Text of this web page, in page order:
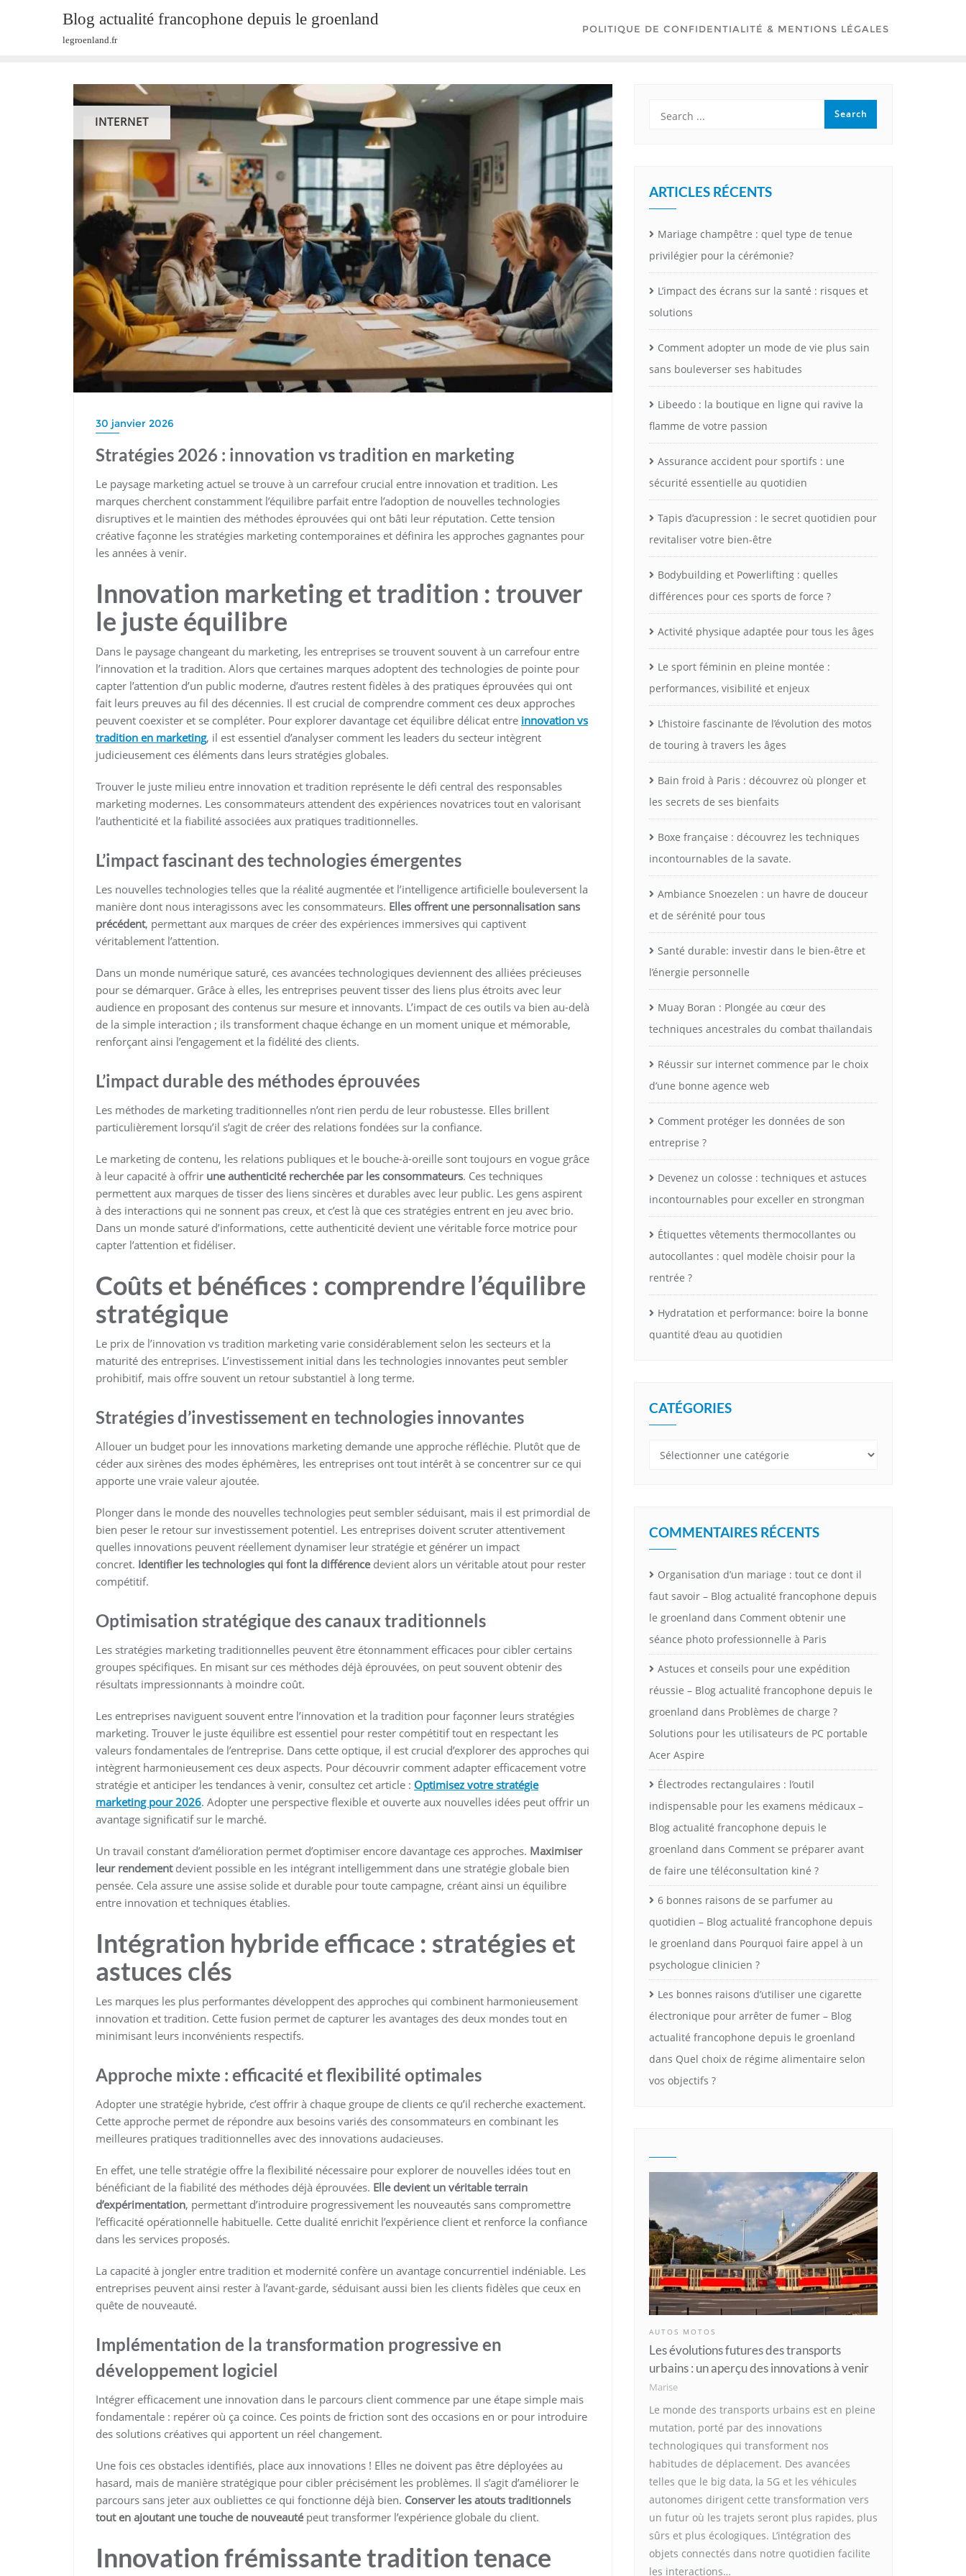
Blog actualité francophone depuis le groenland
legroenland.fr
POLITIQUE DE CONFIDENTIALITÉ & MENTIONS LÉGALES
INTERNET
30 janvier 2026
Stratégies 2026 : innovation vs tradition en marketing
Le paysage marketing actuel se trouve à un carrefour crucial entre innovation et tradition. Les
marques cherchent constamment l’équilibre parfait entre l’adoption de nouvelles technologies
disruptives et le maintien des méthodes éprouvées qui ont bâti leur réputation. Cette tension
créative façonne les stratégies marketing contemporaines et définira les approches gagnantes pour
les années à venir.
Innovation marketing et tradition : trouver
le juste équilibre
Dans le paysage changeant du marketing, les entreprises se trouvent souvent à un carrefour entre
l’innovation et la tradition. Alors que certaines marques adoptent des technologies de pointe pour
capter l’attention d’un public moderne, d’autres restent fidèles à des pratiques éprouvées qui ont
fait leurs preuves au fil des décennies. Il est crucial de comprendre comment ces deux approches
peuvent coexister et se compléter. Pour explorer davantage cet équilibre délicat entre innovation vs
tradition en marketing, il est essentiel d’analyser comment les leaders du secteur intègrent
judicieusement ces éléments dans leurs stratégies globales.
Trouver le juste milieu entre innovation et tradition représente le défi central des responsables
marketing modernes. Les consommateurs attendent des expériences novatrices tout en valorisant
l’authenticité et la fiabilité associées aux pratiques traditionnelles.
L’impact fascinant des technologies émergentes
Les nouvelles technologies telles que la réalité augmentée et l’intelligence artificielle bouleversent la
manière dont nous interagissons avec les consommateurs. Elles offrent une personnalisation sans
précédent, permettant aux marques de créer des expériences immersives qui captivent
véritablement l’attention.
Dans un monde numérique saturé, ces avancées technologiques deviennent des alliées précieuses
pour se démarquer. Grâce à elles, les entreprises peuvent tisser des liens plus étroits avec leur
audience en proposant des contenus sur mesure et innovants. L’impact de ces outils va bien au-delà
de la simple interaction ; ils transforment chaque échange en un moment unique et mémorable,
renforçant ainsi l’engagement et la fidélité des clients.
L’impact durable des méthodes éprouvées
Les méthodes de marketing traditionnelles n’ont rien perdu de leur robustesse. Elles brillent
particulièrement lorsqu’il s’agit de créer des relations fondées sur la confiance.
Le marketing de contenu, les relations publiques et le bouche-à-oreille sont toujours en vogue grâce
à leur capacité à offrir une authenticité recherchée par les consommateurs. Ces techniques
permettent aux marques de tisser des liens sincères et durables avec leur public. Les gens aspirent
à des interactions qui ne sonnent pas creux, et c’est là que ces stratégies entrent en jeu avec brio.
Dans un monde saturé d’informations, cette authenticité devient une véritable force motrice pour
capter l’attention et fidéliser.
Coûts et bénéfices : comprendre l’équilibre
stratégique
Le prix de l’innovation vs tradition marketing varie considérablement selon les secteurs et la
maturité des entreprises. L’investissement initial dans les technologies innovantes peut sembler
prohibitif, mais offre souvent un retour substantiel à long terme.
Stratégies d’investissement en technologies innovantes
Allouer un budget pour les innovations marketing demande une approche réfléchie. Plutôt que de
céder aux sirènes des modes éphémères, les entreprises ont tout intérêt à se concentrer sur ce qui
apporte une vraie valeur ajoutée.
Plonger dans le monde des nouvelles technologies peut sembler séduisant, mais il est primordial de
bien peser le retour sur investissement potentiel. Les entreprises doivent scruter attentivement
quelles innovations peuvent réellement dynamiser leur stratégie et générer un impact
concret. Identifier les technologies qui font la différencedevient alors un véritable atout pour rester
compétitif.
Optimisation stratégique des canaux traditionnels
Les stratégies marketing traditionnelles peuvent être étonnamment efficaces pour cibler certains
groupes spécifiques. En misant sur ces méthodes déjà éprouvées, on peut souvent obtenir des
résultats impressionnants à moindre coût.
Les entreprises naviguent souvent entre l’innovation et la tradition pour façonner leurs stratégies
marketing. Trouver le juste équilibre est essentiel pour rester compétitif tout en respectant les
valeurs fondamentales de l’entreprise. Dans cette optique, il est crucial d’explorer des approches qui
intègrent harmonieusement ces deux aspects. Pour découvrir comment adapter efficacement votre
stratégie et anticiper les tendances à venir, consultez cet article : Optimisez votre stratégie
marketing pour 2026. Adopter une perspective flexible et ouverte aux nouvelles idées peut offrir un
avantage significatif sur le marché.
Un travail constant d’amélioration permet d’optimiser encore davantage ces approches. Maximiser
leur rendementdevient possible en les intégrant intelligemment dans une stratégie globale bien
pensée. Cela assure une assise solide et durable pour toute campagne, créant ainsi un équilibre
entre innovation et techniques établies.
Intégration hybride efficace : stratégies et
astuces clés
Les marques les plus performantes développent des approches qui combinent harmonieusement
innovation et tradition. Cette fusion permet de capturer les avantages des deux mondes tout en
minimisant leurs inconvénients respectifs.
Approche mixte : efficacité et flexibilité optimales
Adopter une stratégie hybride, c’est offrir à chaque groupe de clients ce qu’il recherche exactement.
Cette approche permet de répondre aux besoins variés des consommateurs en combinant les
meilleures pratiques traditionnelles avec des innovations audacieuses.
En effet, une telle stratégie offre la flexibilité nécessaire pour explorer de nouvelles idées tout en
bénéficiant de la fiabilité des méthodes déjà éprouvées. Elle devient un véritable terrain
d’expérimentation, permettant d’introduire progressivement les nouveautés sans compromettre
l’efficacité opérationnelle habituelle. Cette dualité enrichit l’expérience client et renforce la confiance
dans les services proposés.
La capacité à jongler entre tradition et modernité confère un avantage concurrentiel indéniable. Les
entreprises peuvent ainsi rester à l’avant-garde, séduisant aussi bien les clients fidèles que ceux en
quête de nouveauté.
Implémentation de la transformation progressive en
développement logiciel
Intégrer efficacement une innovation dans le parcours client commence par une étape simple mais
fondamentale : repérer où ça coince. Ces points de friction sont des occasions en or pour introduire
des solutions créatives qui apportent un réel changement.
Une fois ces obstacles identifiés, place aux innovations ! Elles ne doivent pas être déployées au
hasard, mais de manière stratégique pour cibler précisément les problèmes. Il s’agit d’améliorer le
parcours sans jeter aux oubliettes ce qui fonctionne déjà bien. Conserver les atouts traditionnels
tout en ajoutant une touche de nouveautépeut transformer l’expérience globale du client.
Innovation frémissante tradition tenace
ARTICLES RÉCENTS
Mariage champêtre : quel type de tenue
privilégier pour la cérémonie?
L’impact des écrans sur la santé : risques et
solutions
Comment adopter un mode de vie plus sain
sans bouleverser ses habitudes
Libeedo : la boutique en ligne qui ravive la
flamme de votre passion
Assurance accident pour sportifs : une
sécurité essentielle au quotidien
Tapis d’acupression : le secret quotidien pour
revitaliser votre bien-être
Bodybuilding et Powerlifting : quelles
différences pour ces sports de force ?
Activité physique adaptée pour tous les âges
Le sport féminin en pleine montée :
performances, visibilité et enjeux
L’histoire fascinante de l’évolution des motos
de touring à travers les âges
Bain froid à Paris : découvrez où plonger et
les secrets de ses bienfaits
Boxe française : découvrez les techniques
incontournables de la savate.
Ambiance Snoezelen : un havre de douceur
et de sérénité pour tous
Santé durable: investir dans le bien-être et
l’énergie personnelle
Muay Boran : Plongée au cœur des
techniques ancestrales du combat thaïlandais
Réussir sur internet commence par le choix
d’une bonne agence web
Comment protéger les données de son
entreprise ?
Devenez un colosse : techniques et astuces
incontournables pour exceller en strongman
Étiquettes vêtements thermocollantes ou
autocollantes : quel modèle choisir pour la
rentrée ?
Hydratation et performance: boire la bonne
quantité d’eau au quotidien
CATÉGORIES
Catégories
COMMENTAIRES RÉCENTS
Organisation d’un mariage : tout ce dont il
faut savoir – Blog actualité francophone depuis
le groenland dans Comment obtenir une
séance photo professionnelle à Paris
Astuces et conseils pour une expédition
réussie – Blog actualité francophone depuis le
groenland dans Problèmes de charge ?
Solutions pour les utilisateurs de PC portable
Acer Aspire
Électrodes rectangulaires : l’outil
indispensable pour les examens médicaux –
Blog actualité francophone depuis le
groenland dans Comment se préparer avant
de faire une téléconsultation kiné ?
6 bonnes raisons de se parfumer au
quotidien – Blog actualité francophone depuis
le groenland dans Pourquoi faire appel à un
psychologue clinicien ?
Les bonnes raisons d’utiliser une cigarette
électronique pour arrêter de fumer – Blog
actualité francophone depuis le groenland
dans Quel choix de régime alimentaire selon
vos objectifs ?
AUTOS MOTOS
Les évolutions futures des transports
urbains : un aperçu des innovations à venir
Marise
Le monde des transports urbains est en pleine
mutation, porté par des innovations
technologiques qui transforment nos
habitudes de déplacement. Des avancées
telles que le big data, la 5G et les véhicules
autonomes dirigent cette transformation vers
un futur où les trajets seront plus rapides, plus
sûrs et plus écologiques. L’intégration des
objets connectés dans notre quotidien facilite
les interactions…